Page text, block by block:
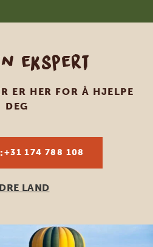
ekspert
ER HER FOR Å HJELPE
DEG
+31 174 788 108
LAND